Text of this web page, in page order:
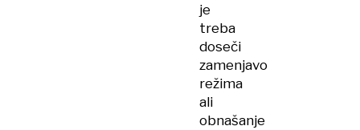
je
treba
doseči
zamenjavo
režima
ali
obnašanje